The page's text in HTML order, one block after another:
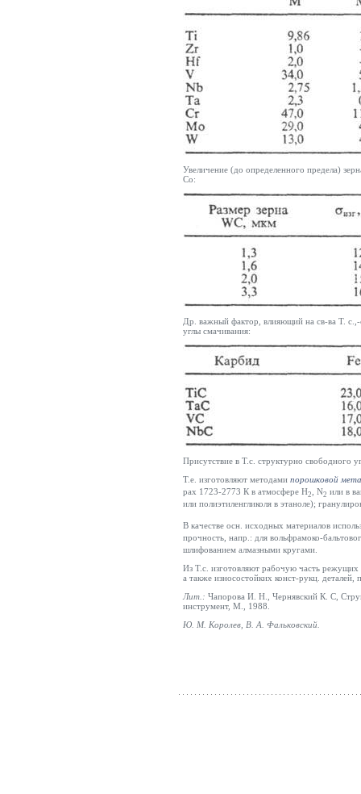
Увеличение (до определенного предела)
Co:
Др. важный фактор, влияющий на св-ва Т.
углы смачивания:
Присутствие в Т.с. структурно свободного
Т.е. изготовляют методами порошковой
рах 1723-2773 К в атмосфере Н2 N2 или в
или полиэтиленгликоля в этаноле);
В качестве осн. исходных материалов
прочность, напр.: для вольфрамоко-
шлифованием алмазными кругами.
Из Т.с. изготовляют рабочую часть режущих
а также износостойких конст-рукц. деталей,
Лит.: Чапорова И. Н., Чернявский К. С,
инструмент, М., 1988.
Ю. М. Королев , В. А. Фальковский